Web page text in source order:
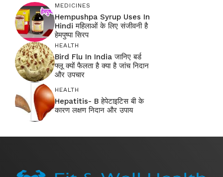
MEDICINES
Hempushpa Syrup Uses In
Hindi महिलाओं के लिए संजीवनी है
हेमपुष्पा सिरप
HEALTH
Bird Flu In India जानिए बर्ड
फ्लू क्यों फैलता है क्या है जांच निदान
और उपचार
HEALTH
Hepatitis- B हेपेटाइटिस बी के
कारण लक्षण निदान और उपाय